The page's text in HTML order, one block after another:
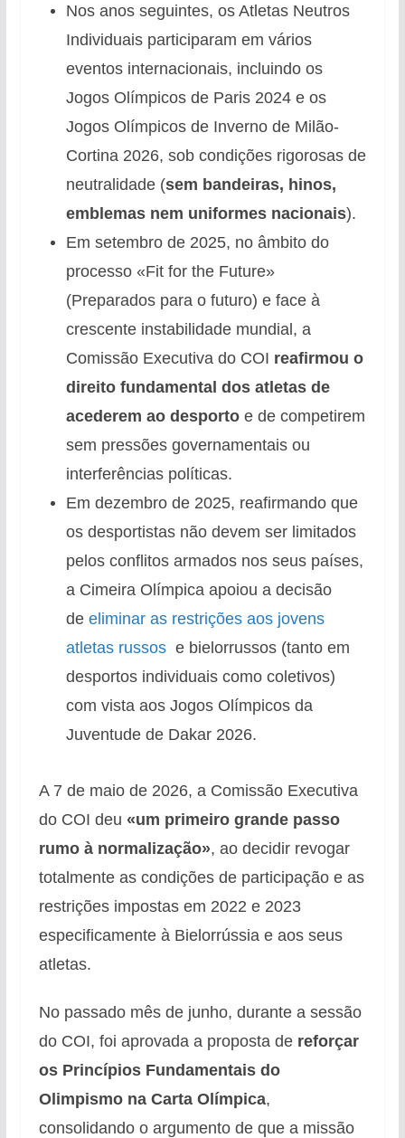
Nos anos seguintes, os Atletas Neutros
Individuais participaram em vários
eventos internacionais, incluindo os
Jogos Olímpicos de Paris 2024 e os
Jogos Olímpicos de Inverno de Milão-
Cortina 2026, sob condições rigorosas de
neutralidade (sem bandeiras, hinos,
emblemas nem uniformes nacionais).
Em setembro de 2025, no âmbito do
processo «Fit for the Future»
(Preparados para o futuro) e face à
crescente instabilidade mundial, a
Comissão Executiva do COI reafirmou o
direito fundamental dos atletas de
acederem ao desportoe de competirem
sem pressões governamentais ou
interferências políticas.
Em dezembro de 2025, reafirmando que
os desportistas não devem ser limitados
pelos conflitos armados nos seus países,
a Cimeira Olímpica apoiou a decisão
de eliminar as restrições aos jovens
atletas russose bielorrussos (tanto em
desportos individuais como coletivos)
com vista aos Jogos Olímpicos da
Juventude de Dakar 2026.
A 7 de maio de 2026, a Comissão Executiva
do COI deu «um primeiro grande passo
rumo à normalização», ao decidir revogar
totalmente as condições de participação e as
restrições impostas em 2022 e 2023
especificamente à Bielorrússia e aos seus
atletas.
No passado mês de junho, durante a sessão
do COI, foi aprovada a proposta de reforçar
os Princípios Fundamentais do
Olimpismo na Carta Olímpica,
consolidando o argumento de que a missão